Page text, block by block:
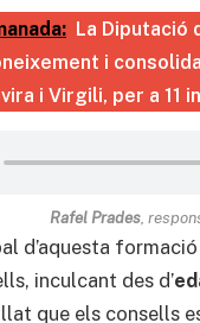
La Diputació
i
i Virgili, per a 11
Rafel Prades,
d’aquesta
inculcant des d’
que els consells